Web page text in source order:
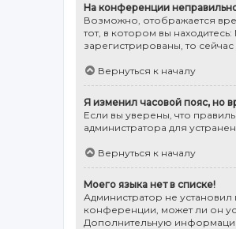
На конференции
Возможно, отображается
тот, в котором вы
зарегистрированы, то сейчас
Вернуться к началу
Я изменил часовой пояс, но
Если вы уверены, что
администратора для
Вернуться к началу
Моего языка нет в списке!
Администратор не
конференции, может ли он
Дополнительную